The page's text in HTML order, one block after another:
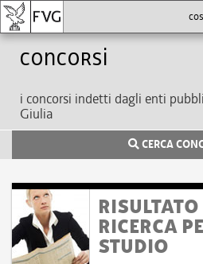
Concorsi
i concorsi indetti dagli enti
Giulia
CERCA
RICERCA
STUDIO